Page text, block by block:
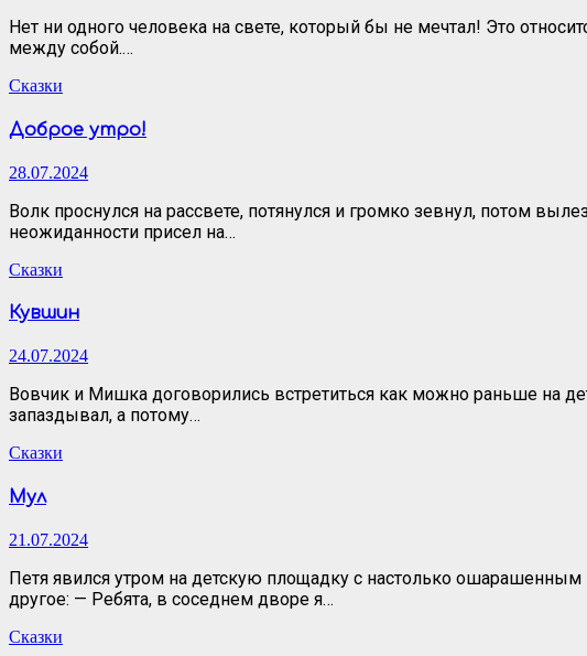
Нет ни одного человека на свете, который бы не мечтал! Это
между собой.…
Сказки
Доброе утро!
28.07.2024
Волк проснулся на рассвете, потянулся и громко зевнул, потом
неожиданности присел на…
Сказки
Кувшин
24.07.2024
Вовчик и Мишка договорились встретиться как можно раньше на
запаздывал, а потому…
Сказки
Мул
21.07.2024
Петя явился утром на детскую площадку с настолько
другое: — Ребята, в соседнем дворе я…
Сказки